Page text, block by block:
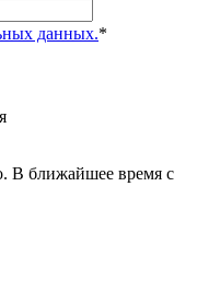
данных.*
В ближайшее время с